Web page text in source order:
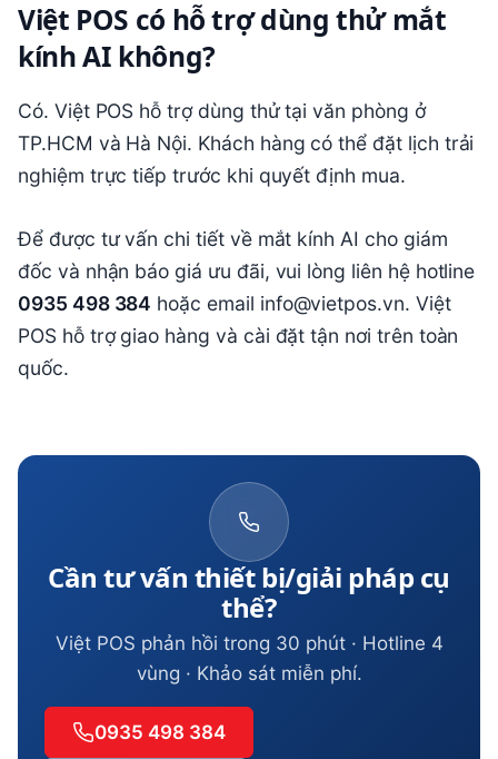
Việt POS có hỗ trợ dùng thử mắt
kính AI không?
Có. Việt POS hỗ trợ dùng thử tại văn phòng ở
TP.HCM và Hà Nội. Khách hàng có thể đặt lịch trải
nghiệm trực tiếp trước khi quyết định mua.
Để được tư vấn chi tiết về mắt kính AI cho giám
đốc và nhận báo giá ưu đãi, vui lòng liên hệ hotline
0935 498 384 hoặc email info@vietpos.vn. Việt
POS hỗ trợ giao hàng và cài đặt tận nơi trên toàn
quốc.
Cần tư vấn thiết bị/giải pháp cụ
thể?
Việt POS phản hồi trong 30 phút · Hotline 4
vùng · Khảo sát miễn phí.
0935 498 384